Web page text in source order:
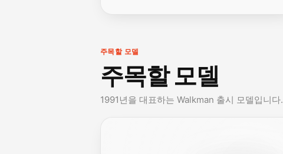
주목할 모델
주목할 모델
1991년을 대표하는 Walkman 출시 모델입니다.